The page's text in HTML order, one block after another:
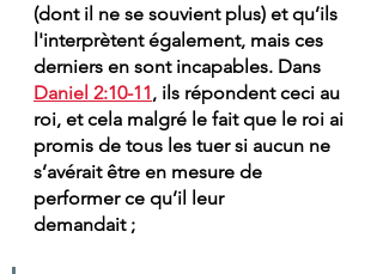
(dont il ne se souvient plus) et qu’ils
l'interprètent également, mais ces
derniers en sont incapables. Dans
Daniel 2:10-11, ils répondent ceci au
roi, et cela malgré le fait que le roi ai
promis de tous les tuer si aucun ne
s’avérait être en mesure de
performer ce qu’il leur
demandait ;